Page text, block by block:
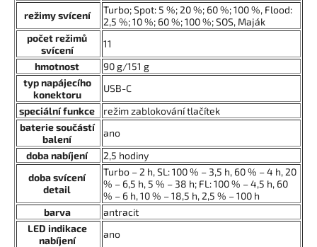
režimy svícení
Turbo; Spot: 5 %; 20 %; 60 %; 100 %, Flood:
2,5 %; 10 %; 60 %; 100 %; SOS, Maják
počet režimů
svícení
11
hmotnost
90 g/151 g
typ napájecího
konektoru
USB-C
speciální funkce
režim zablokování tlačítek
baterie součástí
balení
ano
doba nabíjení
2,5 hodiny
doba svícení
detail
Turbo – 2 h, SL: 100 % – 3,5 h, 60 % – 4 h, 20
% – 6,5 h, 5 % – 38 h; FL: 100 % – 4,5 h, 60
% – 6 h, 10 % – 18,5 h, 2,5 % – 100 h
barva
antracit
LED indikace
nabíjení
ano